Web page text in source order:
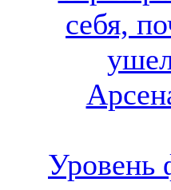
себя,
Уровень